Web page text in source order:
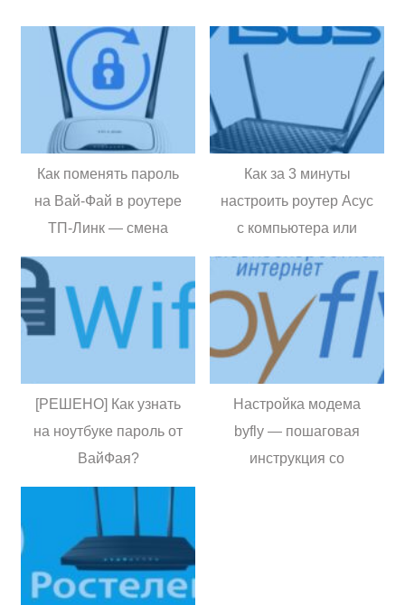
Как поменять пароль
на Вай-Фай в роутере
ТП-Линк — смена
пароля wifi, кода
доступа в настройки и
изменение пароля от
интернета
Как за 3 минуты
настроить роутер Асус
с компьютера или
телефона —
пошаговая инструкция
[РЕШЕНО] Как узнать
на ноутбуке пароль от
ВайФая?
Настройка модема
byfly — пошаговая
инструкция со